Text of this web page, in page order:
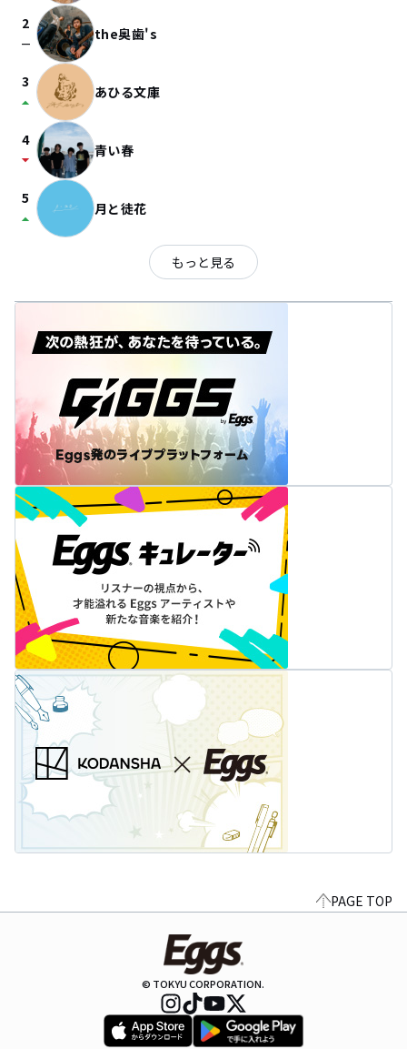
2
check_indeterminate_small the奥歯's
3
arrow_drop_up あひる文庫
4
arrow_drop_down 青い春
5
arrow_drop_up 月と徒花
もっと見る
PAGE TOP
© TOKYU CORPORATION.